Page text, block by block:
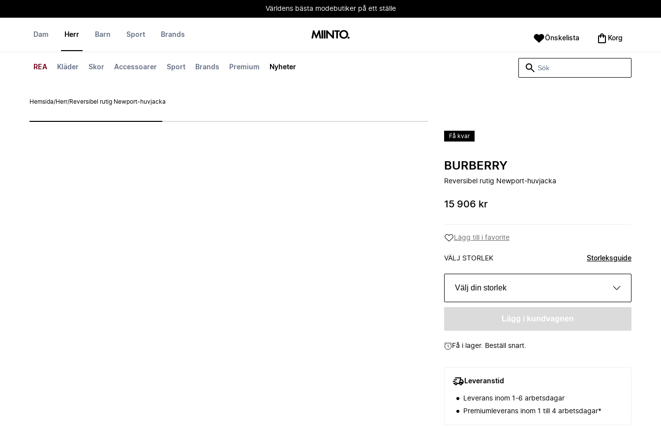
Världens bästa modebutiker på ett ställe
Dam Herr
REA Kläder Skor Accessoarer Sport Brands Premium Nyheter
Barn Sport Brands Önskelista Korg
Hemsida/Herr/Reversibel rutig Newport-huvjacka
Få kvar
BURBERRY
Reversibel rutig Newport-huvjacka
15 906 kr
Lägg till i favorite
VÄLJ STORLEK Storleksguide
Välj din storlek
Lägg i kundvagnen
Få i lager. Beställ snart.
Leveranstid
Leverans inom 1-6 arbetsdagar
Premiumleverans inom 1 till 4 arbetsdagar*